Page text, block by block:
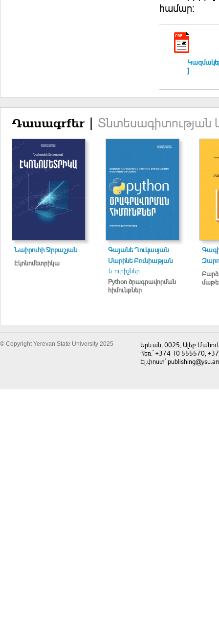
համար։
]
Դասագրքեր | Տնտեսագիտության
Նաիրուհի Ջրբաշյան
Էկոնոմետրիկա
Գայանե Ղուկասյան
Մարինե Բունիաթյան
և ուրիշներ
Python ծրագրավորման
հիմունքներ
© Copyright Yerevan State University 2025
Երևան, 0025, Ալեք
Հեռ.` +374 10 555570,
Էլ.փոստ`